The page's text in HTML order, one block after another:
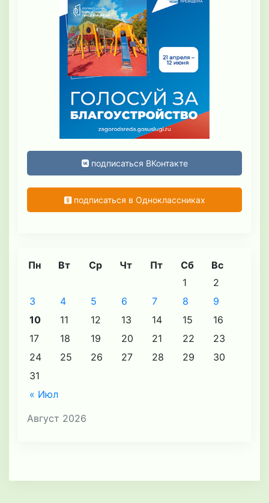
подписаться ВКонтакте
подписаться в Одноклассниках
Август 2026
Пн Вт Ср Чт Пт Сб Вс
« Июл
1
2
3
4 5 6 7 8
9
10
11 12 13 14 15
16
17
18 19 20 21 22
23
24
25 26 27 28 29
30
31